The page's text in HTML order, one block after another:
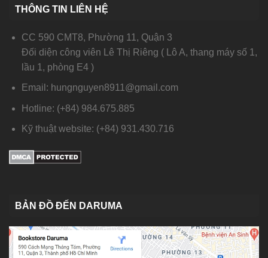
THÔNG TIN LIÊN HỆ
CC 590 CMT8, Phường 11, Quận 3
Đối diện công viên Lê Thị Riêng ( Lô A, thang máy số 1,
lầu 1, phòng E4 )
Email: hungnguyen8911@gmail.com
Hotline: (+84) 984.675.885
Kỹ thuật website: (+84) 931.430.716
BẢN ĐỒ ĐẾN DARUMA